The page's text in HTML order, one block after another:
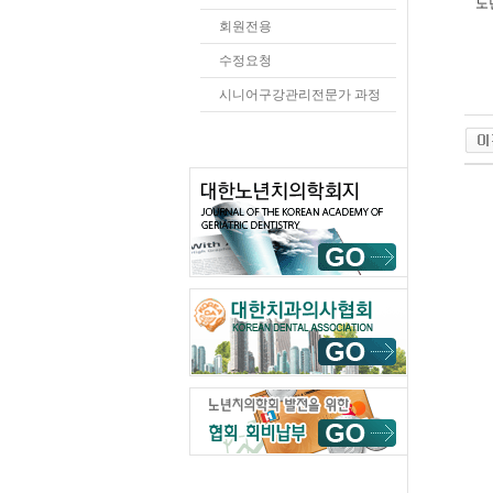
회원전용
수정요청
시니어구강관리전문가 과정
노